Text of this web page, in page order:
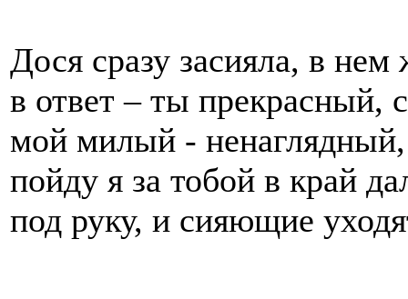
Дося сразу засияла, в
в ответ – ты прекрасный,
мой милый -
пойду я за тобой в край
под руку, и сияющие